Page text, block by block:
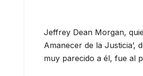
Jeffrey Dean Morgan,
Amanecer de la
muy parecido a él, fue al